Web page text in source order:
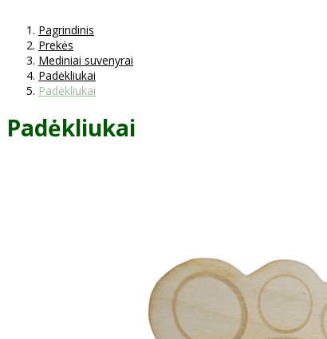
Pagrindinis
Prekės
Mediniai suvenyrai
Padėkliukai
Padėkliukai
Padėkliukai